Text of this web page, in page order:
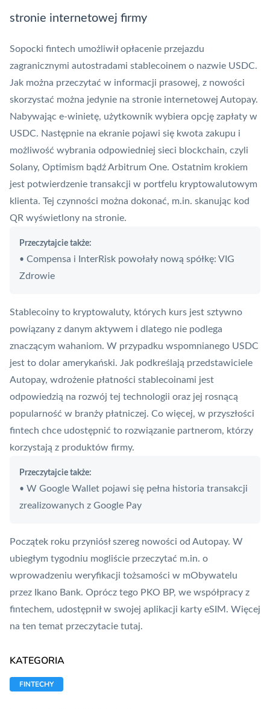
stronie internetowej firmy
Sopocki fintech umożliwił opłacenie przejazdu
zagranicznymi autostradami stablecoinem o nazwie USDC.
Jak można przeczytać w informacji prasowej, z nowości
skorzystać można jedynie na stronie internetowej Autopay.
Nabywając e-winietę, użytkownik wybiera opcję zapłaty w
USDC. Następnie na ekranie pojawi się kwota zakupu i
możliwość wybrania odpowiedniej sieci blockchain, czyli
Solany, Optimism bądź Arbitrum One. Ostatnim krokiem
jest potwierdzenie transakcji w portfelu kryptowalutowym
klienta. Tej czynności można dokonać, m.in. skanując kod
QR wyświetlony na stronie.
Przeczytajcie także:
• Compensa i InterRisk powołały nową spółkę: VIG
Zdrowie
Stablecoiny to kryptowaluty, których kurs jest sztywno
powiązany z danym aktywem i dlatego nie podlega
znaczącym wahaniom. W przypadku wspomnianego USDC
jest to dolar amerykański. Jak podkreślają przedstawiciele
Autopay, wdrożenie płatności stablecoinami jest
odpowiedzią na rozwój tej technologii oraz jej rosnącą
popularność w branży płatniczej. Co więcej, w przyszłości
fintech chce udostępnić to rozwiązanie partnerom, którzy
korzystają z produktów firmy.
Przeczytajcie także:
• W Google Wallet pojawi się pełna historia transakcji
zrealizowanych z Google Pay
Początek roku przyniósł szereg nowości od Autopay. W
ubiegłym tygodniu mogliście przeczytać m.in. o
wprowadzeniu weryfikacji tożsamości w mObywatelu
przez Ikano Bank. Oprócz tego PKO BP, we współpracy z
fintechem, udostępnił w swojej aplikacji karty eSIM. Więcej
na ten temat przeczytacie tutaj.
KATEGORIA
FINTECHY